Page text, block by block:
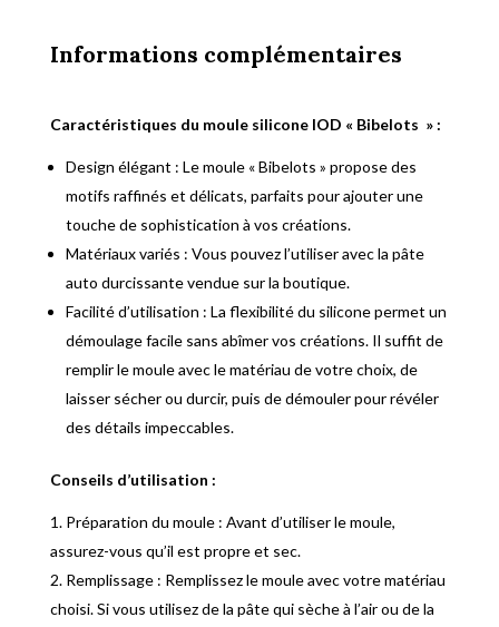
Informations complémentaires
Caractéristiques du moule silicone IOD « Bibelots » :
Design élégant : Le moule « Bibelots » propose des
motifs raffinés et délicats, parfaits pour ajouter une
touche de sophistication à vos créations.
Matériaux variés : Vous pouvez l’utiliser avec la pâte
auto durcissante vendue sur la boutique.
Facilité d’utilisation : La flexibilité du silicone permet un
démoulage facile sans abîmer vos créations. Il suffit de
remplir le moule avec le matériau de votre choix, de
laisser sécher ou durcir, puis de démouler pour révéler
des détails impeccables.
Conseils d’utilisation :
Préparation du moule : Avant d’utiliser le moule,
assurez-vous qu’il est propre et sec.
Remplissage : Remplissez le moule avec votre matériau
choisi. Si vous utilisez de la pâte qui sèche à l’air ou de la